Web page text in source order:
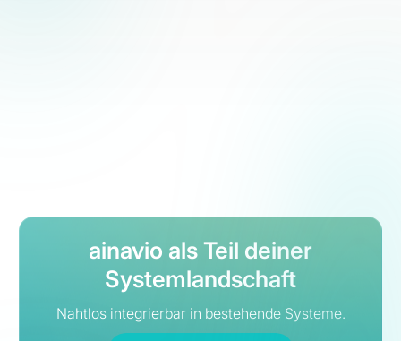
ainavio als Teil deiner
Systemlandschaft
Nahtlos integrierbar in bestehende Systeme.